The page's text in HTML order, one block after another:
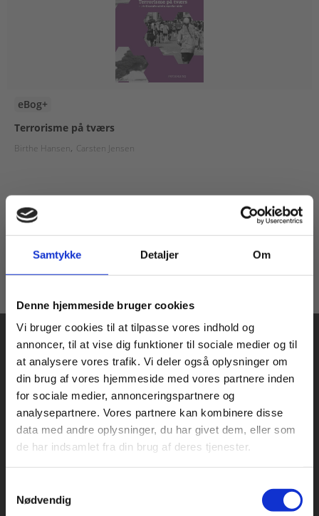
Samtykke Detaljer Om
Denne hjemmeside bruger cookies
Vi bruger cookies til at tilpasse vores indhold og
annoncer, til at vise dig funktioner til sociale medier og til
at analysere vores trafik. Vi deler også oplysninger om
din brug af vores hjemmeside med vores partnere inden
for sociale medier, annonceringspartnere og
analysepartnere. Vores partnere kan kombinere disse
data med andre oplysninger, du har givet dem, eller som
de har indsamlet fra din brug af deres tjenester.
Nødvendig
eBog+
Terrorisme på tværs
Birthe Hansen Carsten Jensen
Fra
95,00 KR.
Praxis Forlag A/S
CVR 41280921
København
1120 København K
Køb læremidler og find masterclasses mm.
Fortsæt som:
For privatkunder og
studerende. Du får
vist priser inkl.
For institutioner og
virksomheder. Du
får vist priser ekskl.